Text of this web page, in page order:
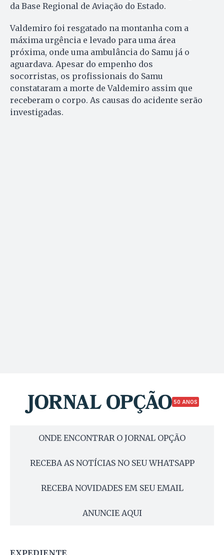
da Base Regional de Aviação do Estado.
Valdemiro foi resgatado na montanha com a
máxima urgência e levado para uma área
próxima, onde uma ambulância do Samu já o
aguardava. Apesar do empenho dos
socorristas, os profissionais do Samu
constataram a morte de Valdemiro assim que
receberam o corpo. As causas do acidente serão
investigadas.
50 ANOS
ONDE ENCONTRAR O JORNAL OPÇÃO
RECEBA AS NOTÍCIAS NO SEU WHATSAPP
RECEBA NOVIDADES EM SEU EMAIL
ANUNCIE AQUI
EXPEDIENTE